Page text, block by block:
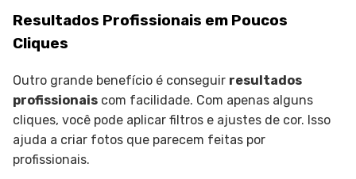
Resultados Profissionais em Poucos
Cliques
Outro grande benefício é conseguir resultados
profissionais com facilidade. Com apenas alguns
cliques, você pode aplicar filtros e ajustes de cor. Isso
ajuda a criar fotos que parecem feitas por
profissionais.